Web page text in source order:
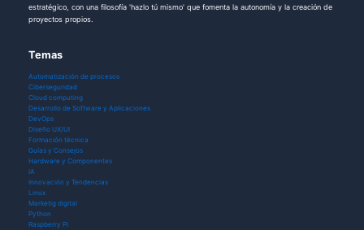
estratégico, con una filosofía 'hazlo tú mismo' que fomenta la autonomía y la creación de
proyectos propios.
Temas
Automatización de procesos
Ciberseguridad
Cloud computing
Desarrollo de Software y Aplicaciones
DevOps
Diseño UX/UI
Formación técnica
Guías y Consejos
Hardware y Componentes
IA
Innovación y Tendencias
Linux
Marketig digital
Python
Raspberry Pi